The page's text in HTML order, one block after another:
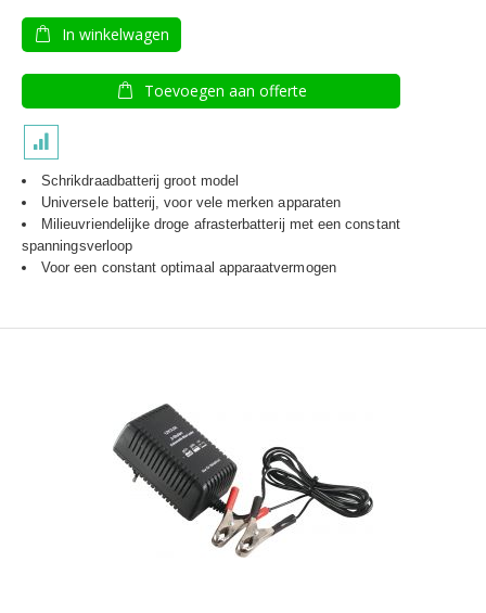
In winkelwagen
Toevoegen aan offerte
Schrikdraadbatterij groot model
Universele batterij, voor vele merken apparaten
Milieuvriendelijke droge afrasterbatterij met een constant
spanningsverloop
Voor een constant optimaal apparaatvermogen